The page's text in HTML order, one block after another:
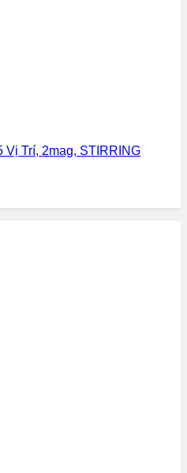
Vị Trí, 2mag, STIRRING